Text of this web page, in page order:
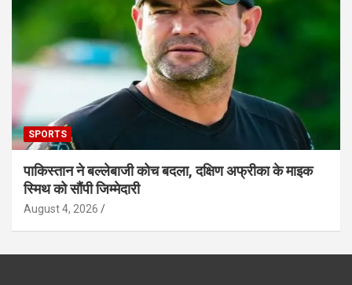
SPORTS
पाकिस्तान ने बल्लेबाजी कोच बदला, दक्षिण अफ्रीका के माइक
स्मिथ को सौंपी जिम्मेदारी
August 4, 2026